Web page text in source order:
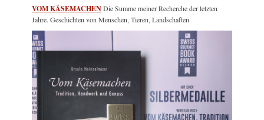
VOM KÄSEMACHENDie Summe meiner Recherche der letzten
Jahre. Geschichten von Menschen, Tieren, Landschaften.